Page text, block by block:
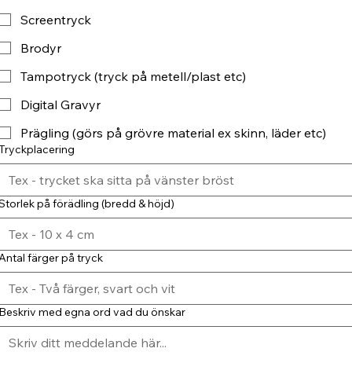
Screentryck
Brodyr
Tampotryck (tryck på metell/plast etc)
Digital Gravyr
Prägling (görs på grövre material ex skinn, läder etc)
på förädling (bredd & höjd)
färger på tryck
med egna ord vad du önskar